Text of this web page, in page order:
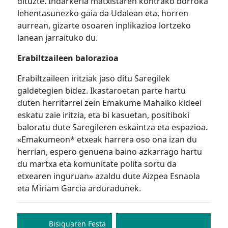
lehentasunezko gaia da Udalean eta, horren
aurrean, gizarte osoaren inplikazioa lortzeko
lanean jarraituko du.
Erabiltzaileen balorazioa
Erabiltzaileen iritziak jaso ditu Saregilek
galdetegien bidez. Ikastaroetan parte hartu
duten herritarrei zein Emakume Mahaiko kideei
eskatu zaie iritzia, eta bi kasuetan, positiboki
baloratu dute Saregileren eskaintza eta espazioa.
«Emakumeon* etxeak harrera oso ona izan du
herrian, espero genuena baino azkarrago hartu
du martxa eta komunitate polita sortu da
etxearen inguruan» azaldu dute Aizpea Esnaola
eta Miriam Garcia arduradunek.
Bidalketetan
Bisiguaren Festa